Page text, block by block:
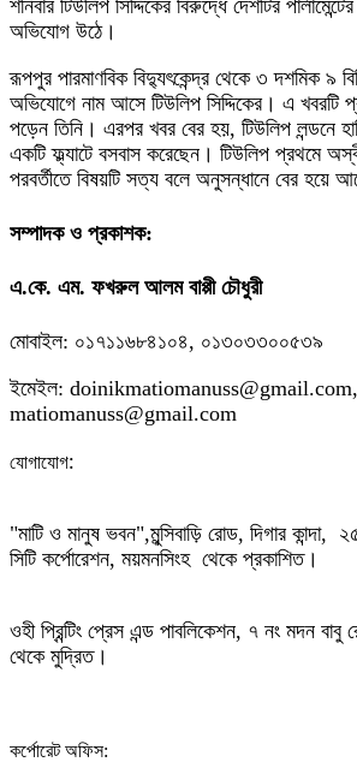
শনিবার টিউলিপ সিদ্দিকের বিরুদ্ধে দেশটির
অভিযোগ উঠে।
রূপপুর পারমাণবিক বিদ্যুৎকেন্দ্র থেকে ৩ দশমিক ৯
অভিযোগে নাম আসে টিউলিপ সিদ্দিকের। এ খবরটি
পড়েন তিনি। এরপর খবর বের হয়, টিউলিপ লন্ডনে
একটি ফ্ল্যাটে বসবাস করেছেন। টিউলিপ প্রথমে
পরবর্তীতে বিষয়টি সত্য বলে অনুসন্ধানে বের হয়ে
সম্পাদক ও প্রকাশক:
এ.কে. এম. ফখরুল আলম বাপ্পী চৌধুরী
মোবাইল: ০১৭১১৬৮৪১০৪, ০১৩০৩৩০০৫৩৯
ইমেইল: doinikmatiomanuss@gmail.com,
matiomanuss@gmail.com
যোগাযোগ:
"মাটি ও মানুষ ভবন",মুন্সিবাড়ি রোড, দিগার কান্দা,
সিটি কর্পোরেশন, ময়মনসিংহ থেকে প্রকাশিত।
ওহী প্রিন্টিং প্রেস এন্ড পাবলিকেশন, ৭ নং মদন
থেকে মুদ্রিত।
কর্পোরেট অফিস: